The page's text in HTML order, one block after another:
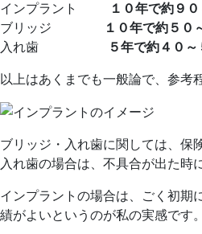
4
月
15
日
インプラント
１０年で約９
ブリッジ
１０年で約５０
入れ歯
５年で約４０
以上はあくまでも一般論で、参考
ブリッジ・入れ歯に関しては、保
入れ歯の場合は、不具合が出た時
インプラントの場合は、ごく初期
績がよいというのが私の実感です。